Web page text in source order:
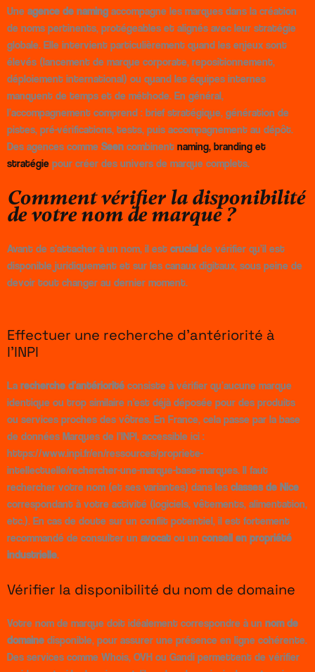
Une agence de naming accompagne les marques dans la création
de noms pertinents, protégeables et alignés avec leur stratégie
globale. Elle intervient particulièrement quand les enjeux sont
élevés (lancement de marque corporate, repositionnement,
déploiement international) ou quand les équipes internes
manquent de temps et de méthode. En général,
l’accompagnement comprend : brief stratégique, génération de
pistes, pré-vérifications, tests, puis accompagnement au dépôt.
Des agences comme Seen combinent naming, branding et
stratégie pour créer des univers de marque complets.
Comment vérifier la disponibilité
de votre nom de marque ?
Avant de s’attacher à un nom, il est crucial de vérifier qu’il est
disponible juridiquement et sur les canaux digitaux, sous peine de
devoir tout changer au dernier moment.
Effectuer une recherche d’antériorité à
l’INPI
La recherche d’antériorité consiste à vérifier qu’aucune marque
identique ou trop similaire n’est déjà déposée pour des produits
ou services proches des vôtres. En France, cela passe par la base
de données Marques de l’INPI, accessible ici :
https://www.inpi.fr/en/ressources/propriete-
intellectuelle/rechercher-une-marque-base-marques. Il faut
rechercher votre nom (et ses variantes) dans les classes de Nice
correspondant à votre activité (logiciels, vêtements, alimentation,
etc.). En cas de doute sur un conflit potentiel, il est fortement
recommandé de consulter un avocat ou un conseil en propriété
industrielle.
Vérifier la disponibilité du nom de domaine
Votre nom de marque doit idéalement correspondre à un nom de
domaine disponible, pour assurer une présence en ligne cohérente.
Des services comme Whois, OVH ou Gandi permettent de vérifier